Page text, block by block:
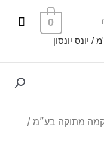
0
יונס יונסון
מתוקה בע"מ /